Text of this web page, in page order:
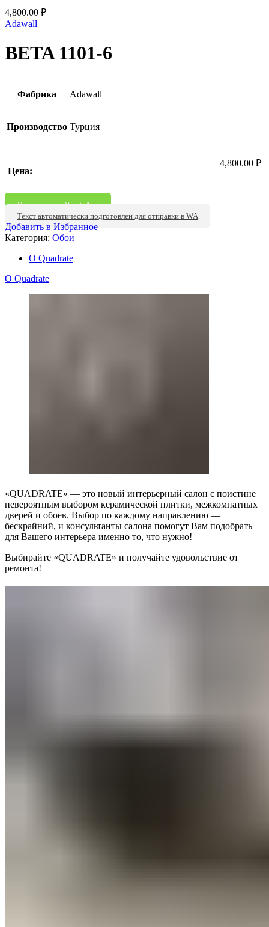
4,800.00 ₽
Adawall
BETA 1101-6
Фабрика Adawall
Производство Турция
Цена:
4,800.00 ₽
Узнать цену в WhatsApp
Текст автоматически подготовлен для отправки в WA
Добавить в Избранное
Категория: Обои
О Quadrate
О Quadrate
«QUADRATE» — это новый интерьерный салон с поистине
невероятным выбором керамической плитки, межкомнатных
дверей и обоев. Выбор по каждому направлению —
бескрайний, и консультанты салона помогут Вам подобрать
для Вашего интерьера именно то, что нужно!
Выбирайте «QUADRATE» и получайте удовольствие от
ремонта!